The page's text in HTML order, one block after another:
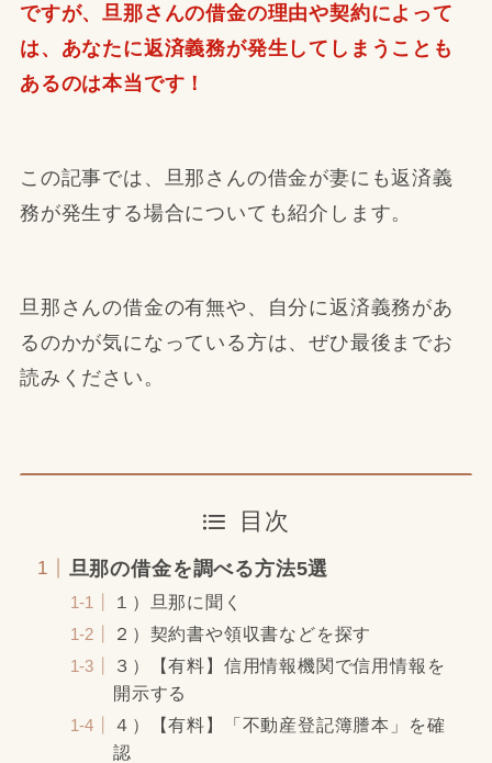
ですが、旦那さんの借金の理由や契約によって
は、あなたに返済義務が発生してしまうことも
あるのは本当です！
この記事では、旦那さんの借金が妻にも返済義
務が発生する場合についても紹介します。
旦那さんの借金の有無や、自分に返済義務があ
るのかが気になっている方は、ぜひ最後までお
読みください。
目次
旦那の借金を調べる方法5選
１）旦那に聞く
２）契約書や領収書などを探す
３）【有料】信用情報機関で信用情報を
開示する
４）【有料】「不動産登記簿謄本」を確
認